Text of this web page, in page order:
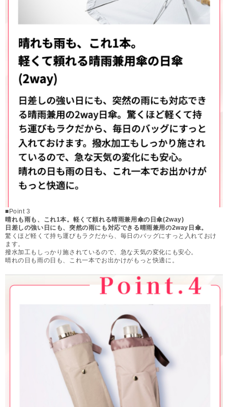
■Point 3
晴れも雨も、これ1本。軽くて頼れる晴雨兼用傘の日傘(2way)
日差しの強い日にも、突然の雨にも対応できる晴雨兼用の2way日傘。
驚くほど軽くて持ち運びもラクだから、毎日のバッグにすっと入れておけ
ます。
撥水加工もしっかり施されているので、急な天気の変化にも安心。
晴れの日も雨の日も、これ一本でお出かけがもっと快適に。